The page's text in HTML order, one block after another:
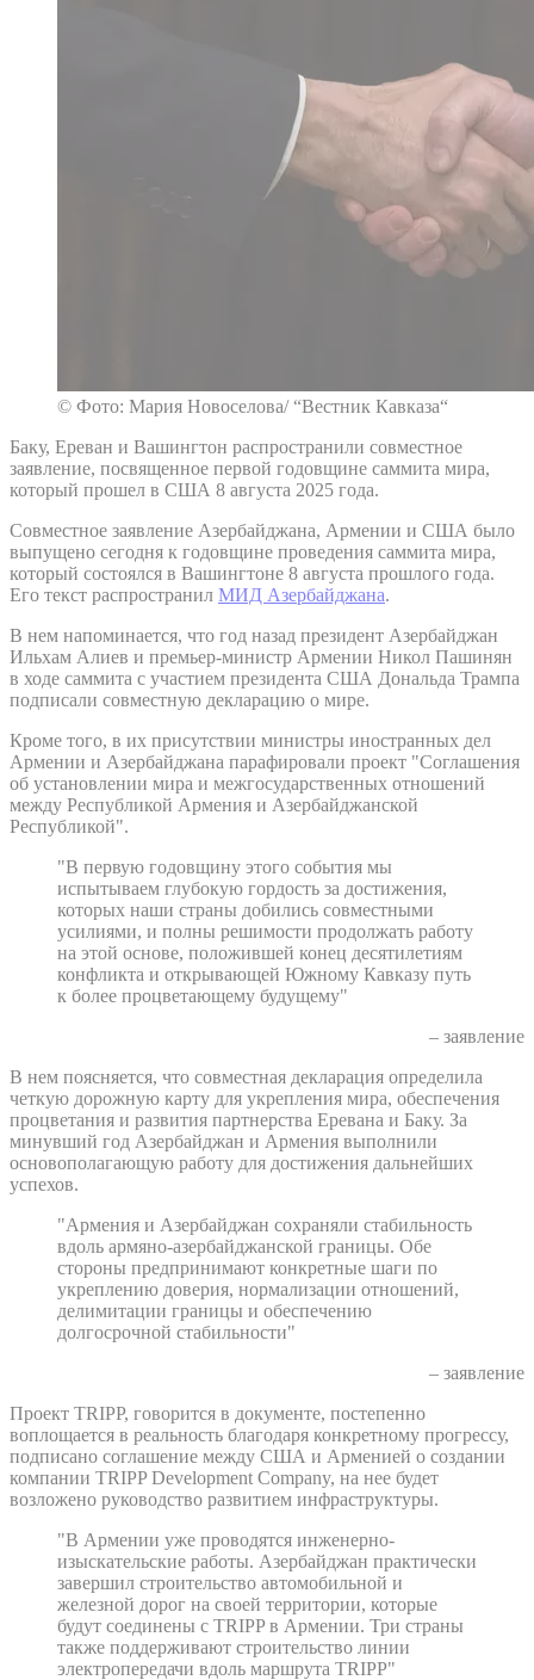
© Фото: Мария Новоселова/ “Вестник Кавказа“
Баку, Ереван и Вашингтон распространили совместное
заявление, посвященное первой годовщине саммита мира,
который прошел в США 8 августа 2025 года.
Совместное заявление Азербайджана, Армении и США было
выпущено сегодня к годовщине проведения саммита мира,
который состоялся в Вашингтоне 8 августа прошлого года.
Его текст распространил МИД Азербайджана.
В нем напоминается, что год назад президент Азербайджан
Ильхам Алиев и премьер-министр Армении Никол Пашинян
в ходе саммита с участием президента США Дональда Трампа
подписали совместную декларацию о мире.
Кроме того, в их присутствии министры иностранных дел
Армении и Азербайджана парафировали проект "Соглашения
об установлении мира и межгосударственных отношений
между Республикой Армения и Азербайджанской
Республикой".
"В первую годовщину этого события мы
испытываем глубокую гордость за достижения,
которых наши страны добились совместными
усилиями, и полны решимости продолжать работу
на этой основе, положившей конец десятилетиям
конфликта и открывающей Южному Кавказу путь
к более процветающему будущему"
– заявление
В нем поясняется, что совместная декларация определила
четкую дорожную карту для укрепления мира, обеспечения
процветания и развития партнерства Еревана и Баку. За
минувший год Азербайджан и Армения выполнили
основополагающую работу для достижения дальнейших
успехов.
"Армения и Азербайджан сохраняли стабильность
вдоль армяно-азербайджанской границы. Обе
стороны предпринимают конкретные шаги по
укреплению доверия, нормализации отношений,
делимитации границы и обеспечению
долгосрочной стабильности"
– заявление
Проект TRIPP, говорится в документе, постепенно
воплощается в реальность благодаря конкретному прогрессу,
подписано соглашение между США и Арменией о создании
компании TRIPP Development Company, на нее будет
возложено руководство развитием инфраструктуры.
"В Армении уже проводятся инженерно-
изыскательские работы. Азербайджан практически
завершил строительство автомобильной и
железной дорог на своей территории, которые
будут соединены с TRIPP в Армении. Три страны
также поддерживают строительство линии
электропередачи вдоль маршрута TRIPP"